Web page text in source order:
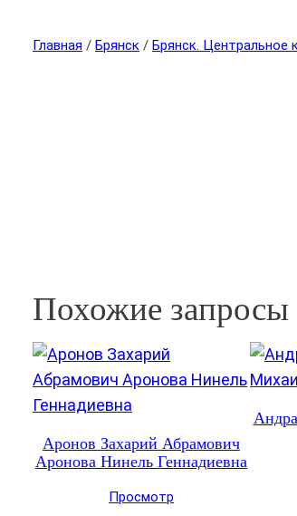
Главная / Брянск / Брянск. Центральное
Похожие запросы
Аронов Захарий Абрамович
Аронова Нинель Геннадиевна
Просмотр